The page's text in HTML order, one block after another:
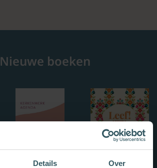
Details Over
Nieuwe boeken